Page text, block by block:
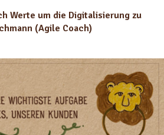
Werte um die Digitalisierung zu
(Agile Coach)